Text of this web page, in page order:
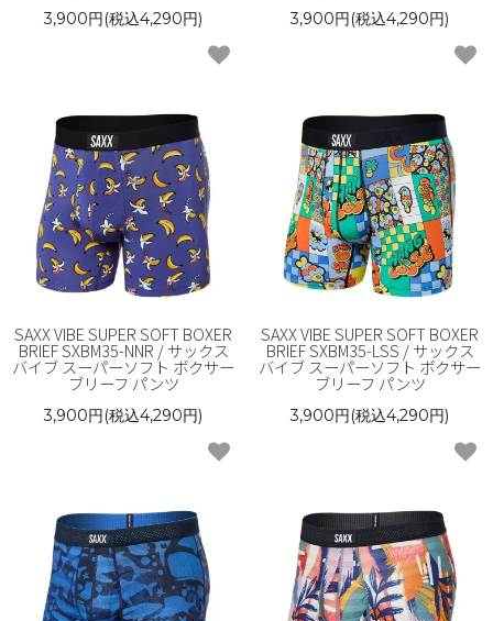
3,900円(税込4,290円) 3,900円(税込4,290円)
SAXX VIBE SUPER SOFT BOXER
BRIEF SXBM35-NNR / サックス
バイブ スーパーソフト ボクサー
ブリーフ パンツ
3,900円(税込4,290円)
SAXX VIBE SUPER SOFT BOXER
BRIEF SXBM35-LSS / サックス
バイブ スーパーソフト ボクサー
ブリーフ パンツ
3,900円(税込4,290円)